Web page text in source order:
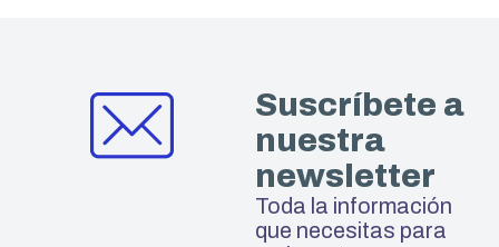
Suscríbete a
nuestra
newsletter
Toda la información
que necesitas para